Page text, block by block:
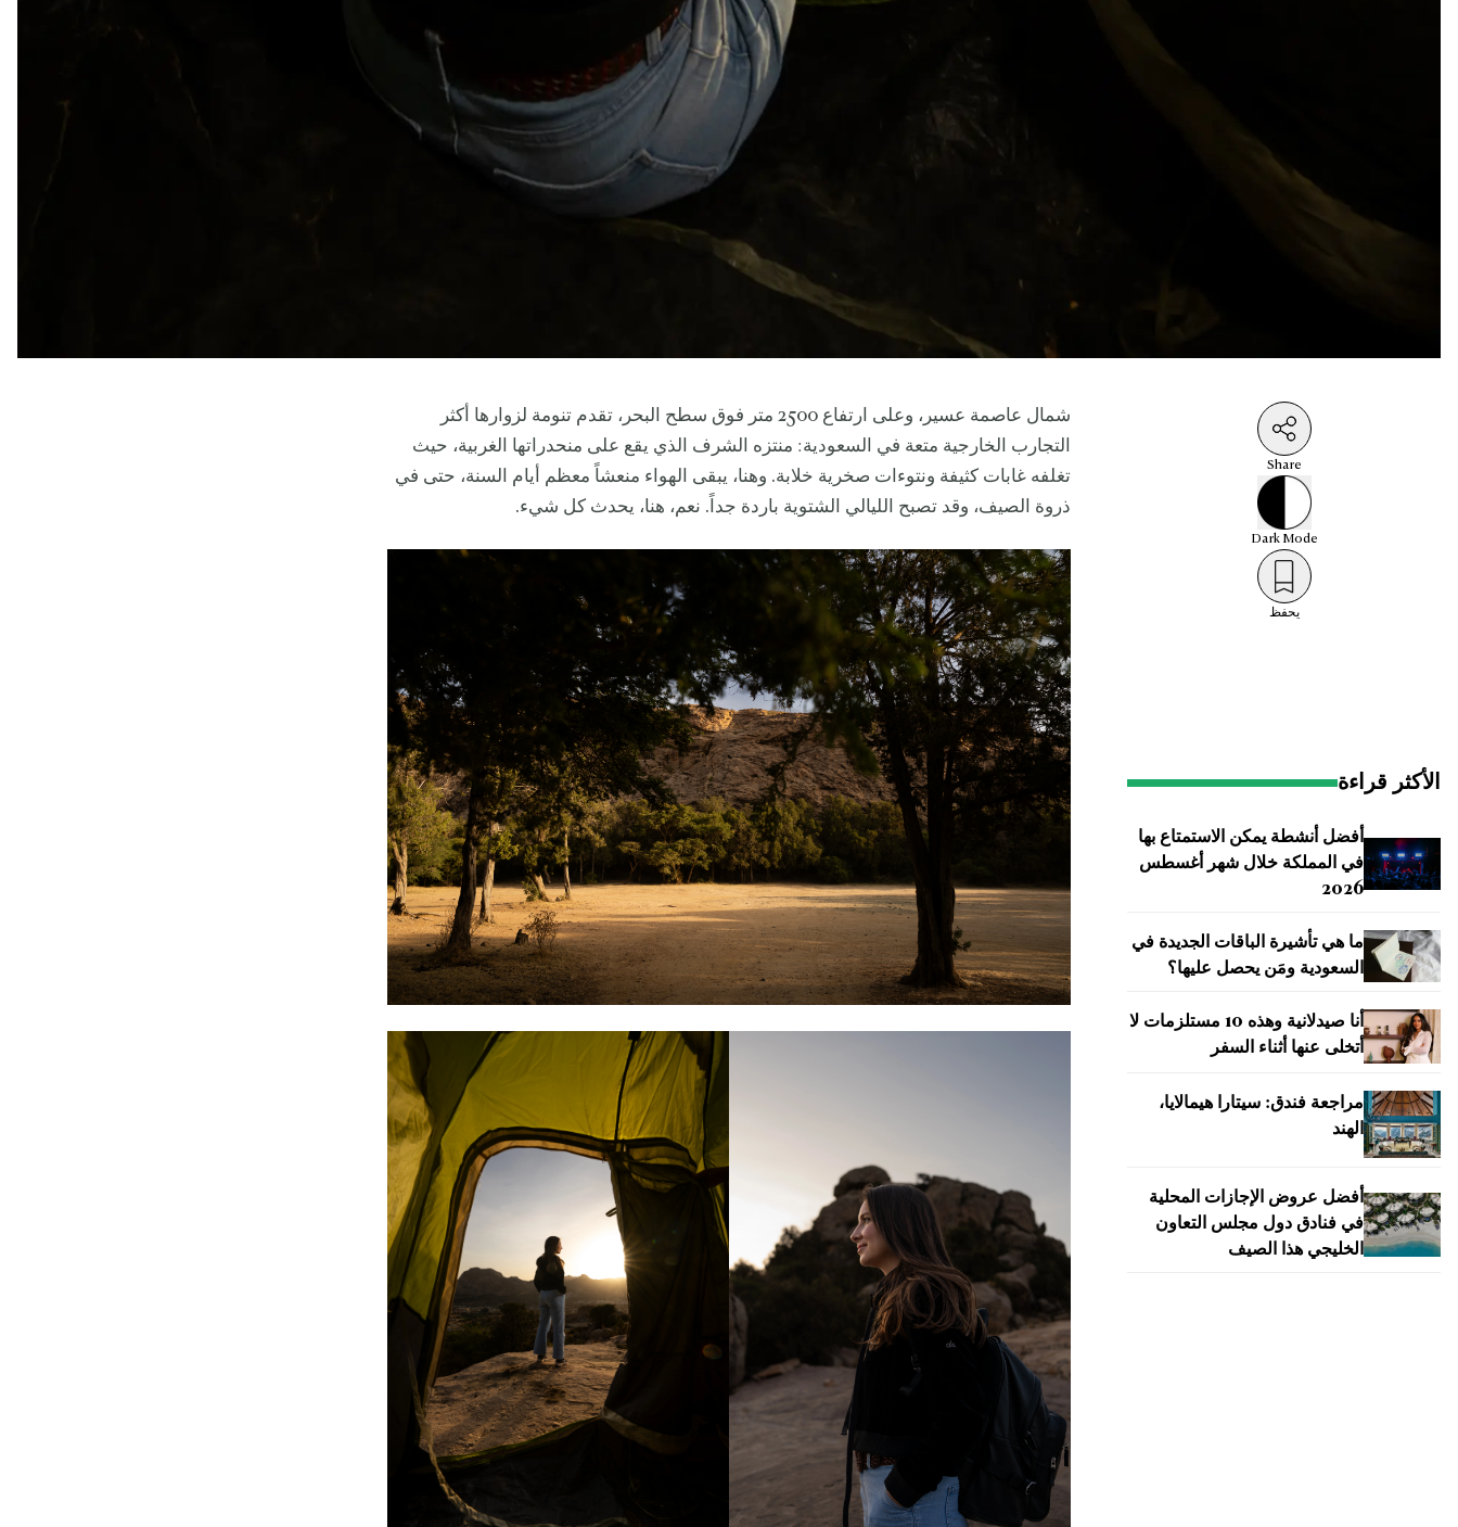
Share
DarkMode
يحفظ
الأكثر قراءة
أفضل أنشطة يمكن الاستمتاع بها
في المملكة خلال شهر أغسطس
2026
ما هي تأشيرة الباقات الجديدة في
السعودية ومَن يحصل عليها؟
أنا صيدلانية وهذه 10 مستلزمات لا
أتخلى عنها أثناء السفر
مراجعة فندق: سيتارا هيمالايا،
الهند
أفضل عروض الإجازات المحلية
في فنادق دول مجلس التعاون
الخليجي هذا الصيف
شمال عاصمة عسير، وعلى ارتفاع 2500 متر فوق سطح البحر، تقدم تنومة لزوارها أكثر
التجارب الخارجية متعة في السعودية: منتزه الشرف الذي يقع على منحدراتها الغربية، حيث
تغلفه غابات كثيفة ونتوءات صخرية خلابة. وهنا، يبقى الهواء منعشاً معظم أيام السنة، حتى في
ذروة الصيف، وقد تصبح الليالي الشتوية باردة جداً. نعم، هنا، يحدث كل شيء.